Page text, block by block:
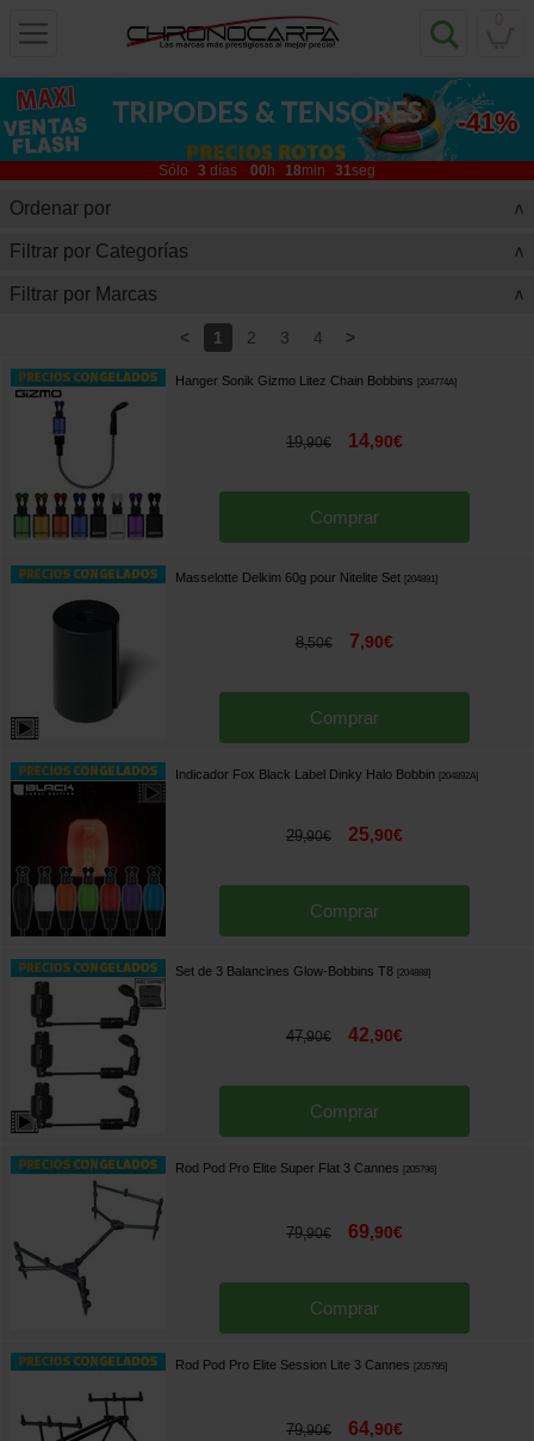
hasta
-41%
Sólo 3 días 00 h 18min 30seg
Ordenar por >
Filtrar por Categorías >
Filtrar por Marcas >
< 1 2 3 4 >
Hanger Sonik Gizmo Litez Chain Bobbins 204774A]
19,90€ 14,90€
Comprar
Masselotte Delkim 60g pour Nitelite Set 204891]
8,50€ 7,90€
Comprar
Indicador Fox Black Label Dinky Halo Bobbin 204892A]
29,90€ 25,90€
Comprar
Set de 3 Balancines Glow-Bobbins T8 204888]
47,90€ 42,90€
Comprar
Rod Pod Pro Elite Super Flat 3 Cannes 205796]
79,90€ 69,90€
Comprar
Rod Pod Pro Elite Session Lite 3 Cannes 205795]
79,90€ 64,90€